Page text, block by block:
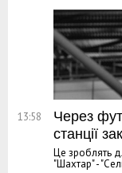
13:58
Через
станції
Це зроблять
"Шахтар" -